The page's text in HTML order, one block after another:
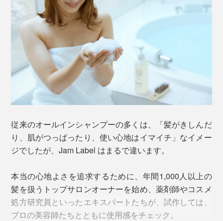
さらに、1回1回、洗っては流していた手間もなくなりま
す。
Jam Label を手のひらに500円玉程度（約5ml）出して、
従来のオールインシャンプーの多くは、「髪がきしんだ
り、肌がつっぱったり、使い心地はイマイチ」なイメー
ジでしたが、Jam Label はまるで違います。
本当の心地よさを追求するために、年間1,000人以上の
髪を扱うトップサロンオーナーを始め、薬剤師やコスメ
処方研究員といったエキスパートたちが、試作しては、
プロの美容師たちとともに使用感をチェック。